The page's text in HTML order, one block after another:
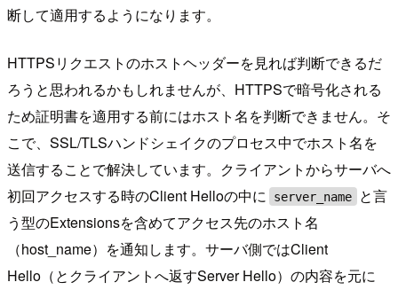
断して適用するようになります。
HTTPSリクエストのホストヘッダーを見れば判断できるだ
ろうと思われるかもしれませんが、HTTPSで暗号化される
ため証明書を適用する前にはホスト名を判断できません。そ
こで、SSL/TLSハンドシェイクのプロセス中でホスト名を
送信することで解決しています。クライアントからサーバへ
初回アクセスする時のClient Helloの中に
server_name
と言
う型のExtensionsを含めてアクセス先のホスト名
（host_name）を通知します。サーバ側ではClient
Hello（とクライアントへ返すServer Hello）の内容を元に